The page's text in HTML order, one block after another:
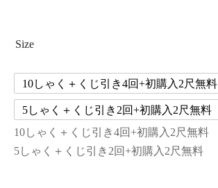
Size
10しゃく＋くじ引き4回+初購入2尺無料
5しゃく＋くじ引き2回+初購入2尺無料
10しゃく＋くじ引き4回+初購入2尺無料
5しゃく＋くじ引き2回+初購入2尺無料